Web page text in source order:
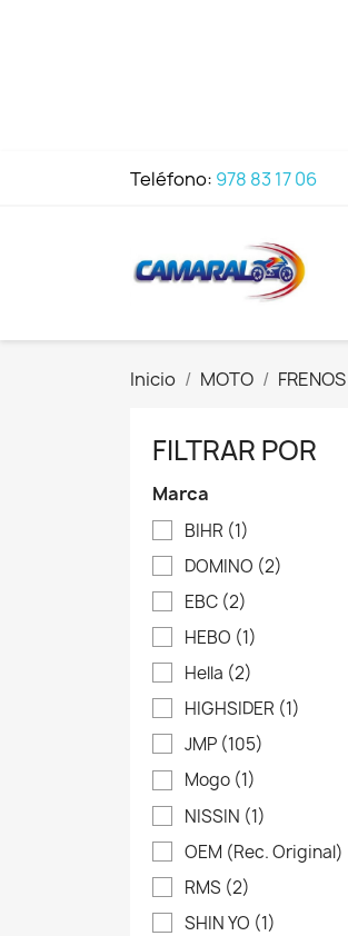
Teléfono: 978 83 17 06
Inicio MOTO FRENOS
FILTRAR POR
Marca
BIHR (1)
DOMINO (2)
EBC (2)
HEBO (1)
Hella (2)
HIGHSIDER (1)
JMP (105)
Mogo (1)
NISSIN (1)
OEM (Rec. Original)
RMS (2)
SHIN YO (1)